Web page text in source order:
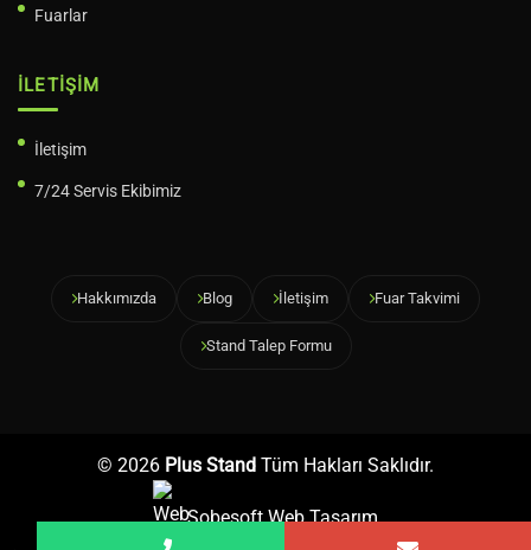
Fuarlar
İLETIŞIM
İletişim
7/24 Servis Ekibimiz
Hakkımızda Blog İletişim Fuar Takvimi
Stand Talep Formu
© 2026 Plus Stand Tüm Hakları Saklıdır.
SobesoftWeb Tasarım